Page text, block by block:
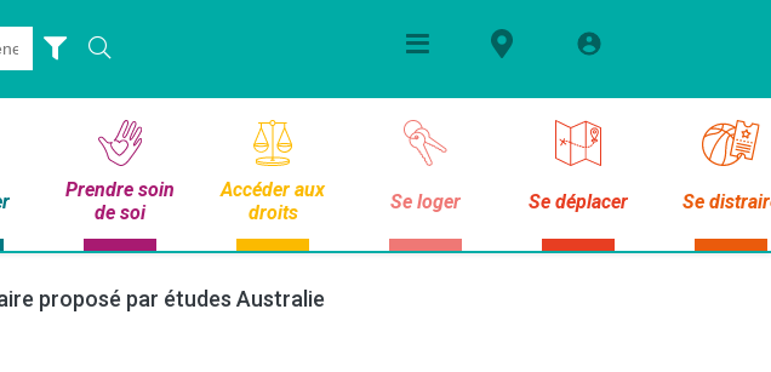
Prendre soin
de soi
Accéder aux
droits
Se loger Se déplacer Se
proposé par études Australie